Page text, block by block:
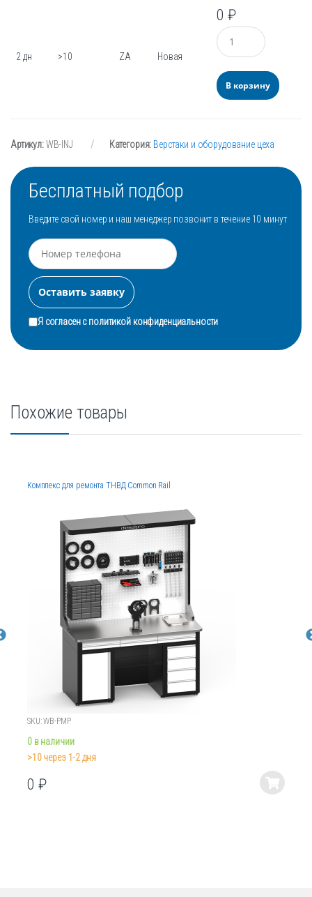
2 дн >10 ZA Новая
0 ₽
Количество
В корзину
Артикул:WB-INJ Категория: Верстаки и оборудование цеха
Бесплатный подбор
Введите свой номер и наш менеджер позвонит в течение 10 минут
Я согласен сполитикой конфиденциальности
Похожие товары
Комплекс для ремонта ТНВД Common Rail
SKU: WB-PMP
0 в наличии
>10 через 1-2 дня
0 ₽
Этот